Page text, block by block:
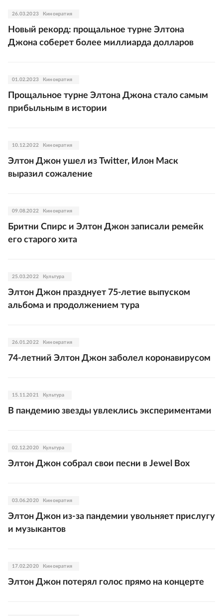
26.03.2023 Кинократия
Новый рекорд: прощальное турне Элтона
Джона соберет более миллиарда долларов
01.02.2023 Кинократия
Прощальное турне Элтона Джона стало самым
прибыльным в истории
10.12.2022 Кинократия
Элтон Джон ушел из Twitter, Илон Маск
выразил сожаление
09.08.2022 Кинократия
Бритни Спирс и Элтон Джон записали ремейк
его старого хита
25.03.2022 Культура
Элтон Джон празднует 75-летие выпуском
альбома и продолжением тура
26.01.2022 Кинократия
74-летний Элтон Джон заболел коронавирусом
15.11.2021 Культура
В пандемию звезды увлеклись экспериментами
02.12.2020 Культура
Элтон Джон собрал свои песни в Jewel Box
03.06.2020 Кинократия
Элтон Джон из-за пандемии увольняет прислугу
и музыкантов
17.02.2020 Кинократия
Элтон Джон потерял голос прямо на концерте